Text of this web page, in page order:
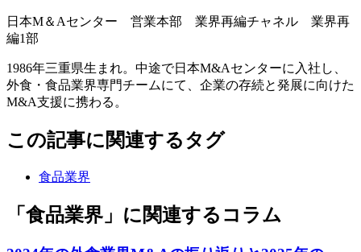
日本М＆Aセンター 営業本部 業界再編チャネル 業界再
編1部
1986年三重県生まれ。中途で日本M&Aセンターに入社し、
外食・食品業界専門チームにて、企業の存続と発展に向けた
M&A支援に携わる。
この記事に関連するタグ
食品業界
「食品業界」に関連するコラム